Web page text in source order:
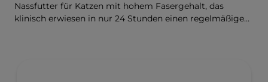
Nassfutter für Katzen mit hohem Fasergehalt, das
klinisch erwiesen in nur 24 Stunden einen regelmäßigen,